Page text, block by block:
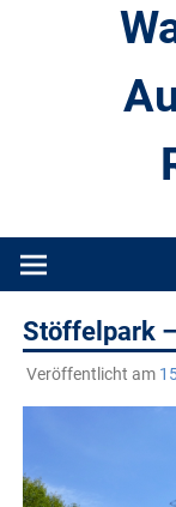
Produkttests und
Stöffelpark
Veröffentlicht am